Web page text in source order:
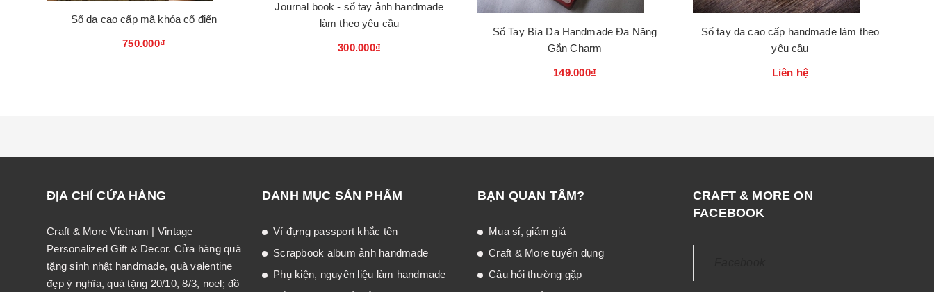
Sổ da cao cấp mã khóa cổ điển
750.000₫
Journal book - sổ tay ảnh handmade
làm theo yêu cầu
300.000₫
Sổ Tay Bìa Da Handmade Đa Năng
Gắn Charm
149.000₫
Sổ tay da cao cấp handmade làm theo
yêu cầu
Liên hệ
ĐỊA CHỈ CỬA HÀNG
Craft & More Vietnam | Vintage
Personalized Gift & Decor. Cửa hàng quà
tặng sinh nhật handmade, quà valentine
đẹp ý nghĩa, quà tặng 20/10, 8/3, noel; đồ
DANH MỤC SẢN PHẨM
Ví đựng passport khắc tên
Scrapbook album ảnh handmade
Phụ kiện, nguyên liệu làm handmade
BẠN QUAN TÂM?
Mua sỉ, giảm giá
Craft & More tuyển dụng
Câu hỏi thường gặp
CRAFT & MORE ON
FACEBOOK